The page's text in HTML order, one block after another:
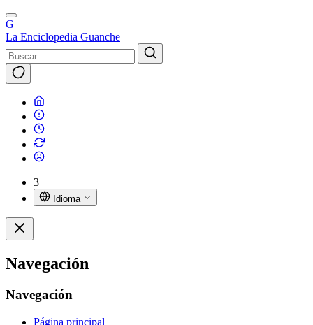
G
La Enciclopedia Guanche
3
Idioma
Navegación
Navegación
Página principal